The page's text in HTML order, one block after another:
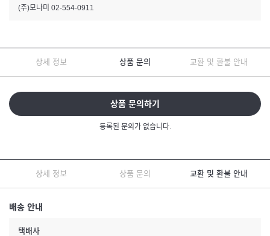
(주)모나미 02-554-0911
상세 정보 상품 문의 교환 및 환불 안내
상품 문의하기
등록된 문의가 없습니다.
상세 정보 상품 문의 교환 및 환불 안내
배송 안내
택배사